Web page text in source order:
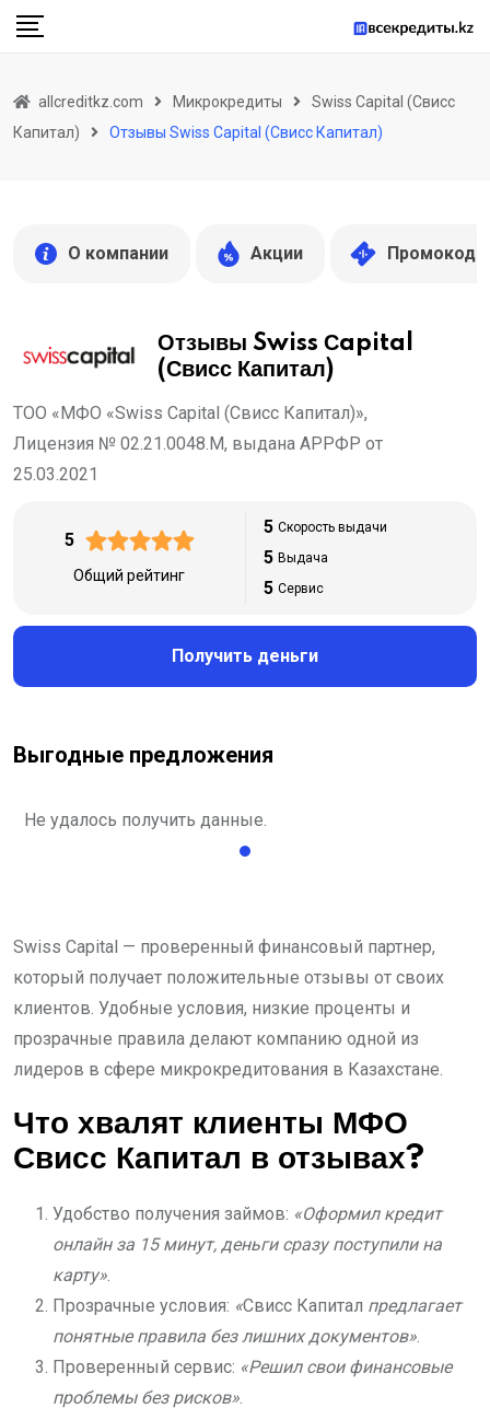
Skip
allcreditkz.com Микрокредиты
Swiss Сapital (Свисс
Капитал)
Отзывы Swiss Сapital (Свисс Капитал)
О компании Акции Промокоды
Отзывы Swiss Сapital
(Свисс Капитал)
ТОО «МФО «Swiss Сapital (Свисс Капитал)»,
Лицензия № 02.21.0048.M, выдана АРРФР от
25.03.2021
5
Общий рейтинг
5 Скорость выдачи
5 Выдача
5 Сервис
Получить деньги
Выгодные предложения
Не удалось получить данные.
Swiss Capital — проверенный финансовый партнер,
который получает положительные отзывы от своих
клиентов. Удобные условия, низкие проценты и
прозрачные правила делают компанию одной из
лидеров в сфере микрокредитования в Казахстане.
Что хвалят клиенты МФО
Свисс Капитал в отзывах?
Удобство получения займов: «Оформил кредит
онлайн за 15 минут, деньги сразу поступили на
карту»
Прозрачные условия: «Свисс Капитал предлагает
понятные правила без лишних документов»
Проверенный сервис: «Решил свои финансовые
проблемы без рисков»